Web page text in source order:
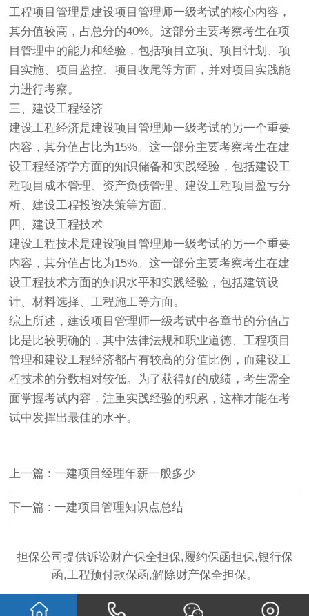
工程项目管理是建设项目管理师一级考试的核心内容，
其分值较高，占总分的40%。这部分主要考察考生在项
目管理中的能力和经验，包括项目立项、项目计划、项
目实施、项目监控、项目收尾等方面，并对项目实践能
力进行考察。
三、建设工程经济
建设工程经济是建设项目管理师一级考试的另一个重要
内容，其分值占比为15%。这一部分主要考察考生在建
设工程经济学方面的知识储备和实践经验，包括建设工
程项目成本管理、资产负债管理、建设工程项目盈亏分
析、建设工程投资决策等方面。
四、建设工程技术
建设工程技术是建设项目管理师一级考试的另一个重要
内容，其分值占比为15%。这一部分主要考察考生在建
设工程技术方面的知识水平和实践经验，包括建筑设
计、材料选择、工程施工等方面。
综上所述，建设项目管理师一级考试中各章节的分值占
比是比较明确的，其中法律法规和职业道德、工程项目
管理和建设工程经济都占有较高的分值比例，而建设工
程技术的分数相对较低。为了获得好的成绩，考生需全
面掌握考试内容，注重实践经验的积累，这样才能在考
试中发挥出最佳的水平。
上一篇 : 一建项目经理年薪一般多少
下一篇 : 一建项目管理知识点总结
担保公司提供诉讼财产保全担保,履约保函担保,银行保
函,工程预付款保函,解除财产保全担保。